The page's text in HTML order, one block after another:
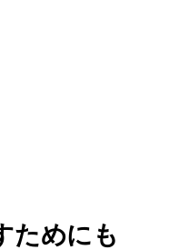
ためにも